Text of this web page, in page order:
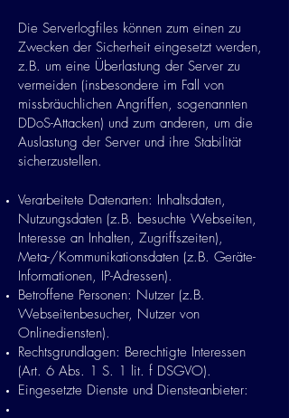
Die Serverlogfiles können zum einen zu
Zwecken der Sicherheit eingesetzt werden,
z.B. um eine Überlastung der Server zu
vermeiden (insbesondere im Fall von
missbräuchlichen Angriffen, sogenannten
DDoS-Attacken) und zum anderen, um die
Auslastung der Server und ihre Stabilität
sicherzustellen.
Verarbeitete Datenarten: Inhaltsdaten,
Nutzungsdaten (z.B. besuchte Webseiten,
Interesse an Inhalten, Zugriffszeiten),
Meta-/Kommunikationsdaten (z.B. Geräte-
Informationen, IP-Adressen).
Betroffene Personen: Nutzer (z.B.
Webseitenbesucher, Nutzer von
Onlinediensten).
Rechtsgrundlagen: Berechtigte Interessen
(Art. 6 Abs. 1 S. 1 lit. f DSGVO).
Eingesetzte Dienste und Diensteanbieter: